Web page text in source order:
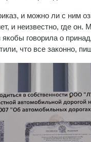
и можно ли с ним
и неизвестно, где
говорила о
что все законно,